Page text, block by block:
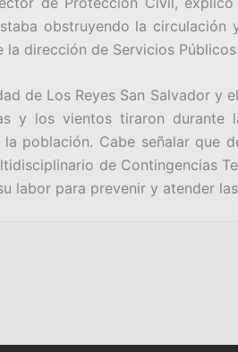
obstruyendo la circulación
dirección de Servicios
de Los Reyes San Salvador y
y los vientos tiraron durante
población. Cabe señalar que
de Contingencias
labor para prevenir y atender